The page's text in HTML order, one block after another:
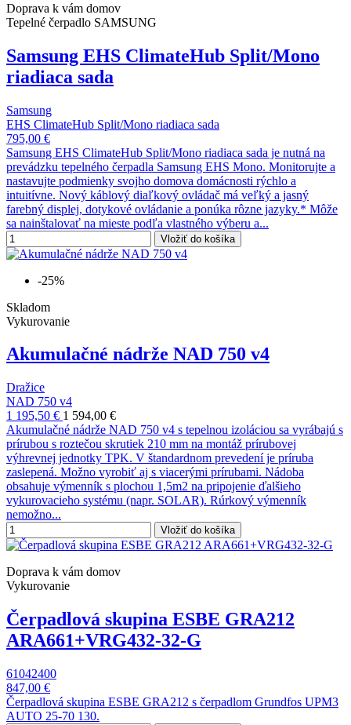
Doprava k vám domov
Tepelné čerpadlo SAMSUNG
Samsung EHS ClimateHub Split/Mono
riadiaca sada
Samsung
EHS ClimateHub Split/Mono riadiaca sada
795,00 €
Samsung EHS ClimateHub Split/Mono riadiaca sada je nutná na
prevádzku tepelného čerpadla Samsung EHS Mono. Monitorujte a
nastavujte podmienky svojho domova domácnosti rýchlo a
intuitívne. Nový káblový diaľkový ovládač má veľký a jasný
farebný displej, dotykové ovládanie a ponúka rôzne jazyky.* Môže
sa nainštalovať na mieste podľa vlastného výberu a...
Vložiť do košíka
-25%
Skladom
Vykurovanie
Akumulačné nádrže NAD 750 v4
Dražice
NAD 750 v4
1 195,50 € 1 594,00 €
Akumulačné nádrže NAD 750 v4 s tepelnou izoláciou sa vyrábajú s
prírubou s roztečou skrutiek 210 mm na montáž prírubovej
výhrevnej jednotky TPK. V štandardnom prevedení je príruba
zaslepená. Možno vyrobiť aj s viacerými prírubami. Nádoba
obsahuje výmenník s plochou 1,5m2 na pripojenie ďalšieho
vykurovacieho systému (napr. SOLAR). Rúrkový výmenník
nemožno...
Vložiť do košíka
Doprava k vám domov
Vykurovanie
Čerpadlová skupina ESBE GRA212
ARA661+VRG432-32-G
61042400
847,00 €
Čerpadlová skupina ESBE GRA212 s čerpadlom Grundfos UPM3
AUTO 25-70 130.